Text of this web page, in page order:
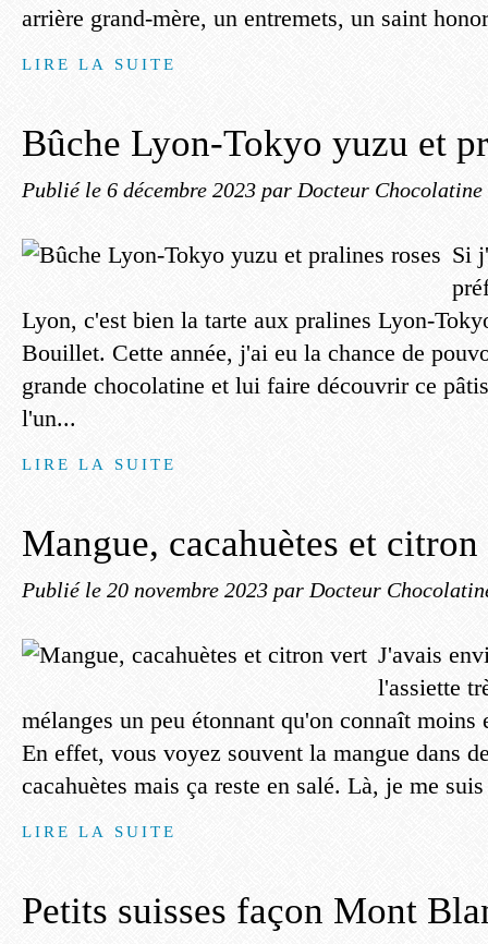
arrière grand-mère, un entremets, un saint
LIRE LA SUITE
Bûche Lyon-Tokyo yuzu et
Publié le 6 décembre 2023 par Docteur Chocolatine
Si
Lyon, c'est bien la tarte aux pralines Lyon-
Bouillet. Cette année, j'ai eu la chance de
grande chocolatine et lui faire découvrir ce
l'un...
LIRE LA SUITE
Mangue, cacahuètes et
Publié le 20 novembre 2023 par Docteur
J'avais
l'assiette
mélanges un peu étonnant qu'on connaît moins
En effet, vous voyez souvent la mangue dans
cacahuètes mais ça reste en salé. Là, je me
LIRE LA SUITE
Petits suisses façon Mont